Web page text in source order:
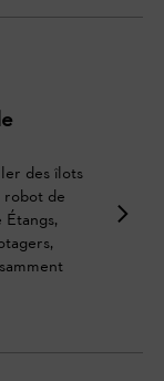
des îlots
robot de